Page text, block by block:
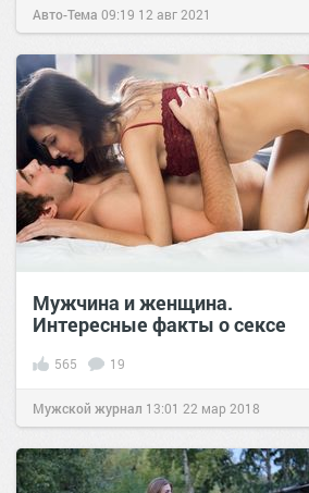
Авто-Тема 09:19 12 авг 2021
Мужчина и женщина.
Интересные факты о сексе
565 19
Мужской журнал 13:01 22 мар 2018